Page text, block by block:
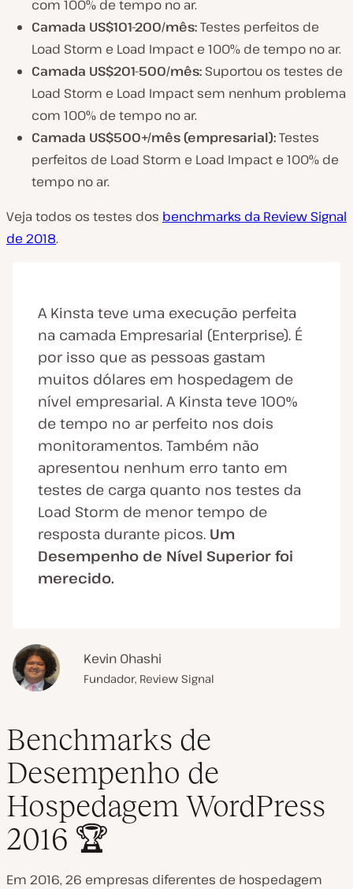
com 100% de tempo no ar.
Camada US$101-200/mês:Testes perfeitos de
Load Storm e Load Impact e 100% de tempo no ar.
Camada US$201-500/mês: Suportou os testes de
Load Storm e Load Impact sem nenhum problema
com 100% de tempo no ar.
Camada US$500+/mês (empresarial):Testes
perfeitos de Load Storm e Load Impact e 100% de
tempo no ar.
Veja todos os testes dos benchmarks da Review Signal
de 2018.
A Kinsta teve uma execução perfeita
na camada Empresarial (Enterprise). É
por isso que as pessoas gastam
muitos dólares em hospedagem de
nível empresarial. A Kinsta teve 100%
de tempo no ar perfeito nos dois
monitoramentos. Também não
apresentou nenhum erro tanto em
testes de carga quanto nos testes da
Load Storm de menor tempo de
resposta durante picos. Um
Desempenho de Nível Superior foi
merecido.
Kevin Ohashi
Fundador, Review Signal
Benchmarks de
Desempenho de
Hospedagem WordPress
2016 🏆
Em 2016, 26 empresas diferentes de hospedagem